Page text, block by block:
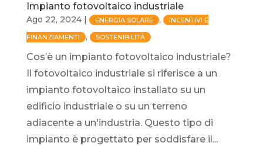
Impianto fotovoltaico industriale
Ago 22, 2024| ENERGIA SOLARE , INCENTIVI E
FINANZIAMENTI , SOSTENIBILITÀ
Cos’è un impianto fotovoltaico industriale?
Il fotovoltaico industriale si riferisce a un
impianto fotovoltaico installato su un
edificio industriale o su un terreno
adiacente a un'industria. Questo tipo di
impianto è progettato per soddisfare il...